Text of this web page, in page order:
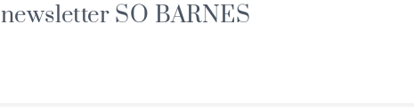
newsletter SO BARNES